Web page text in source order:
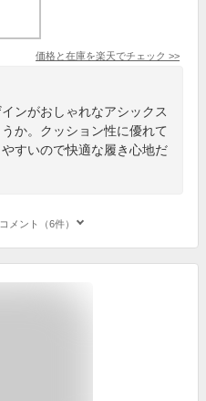
価格と在庫を楽天でチェック >>
ンがおしゃれなアシックス
か。クッション性に優れて
すいので快適な履き心地だ
メント（6件）